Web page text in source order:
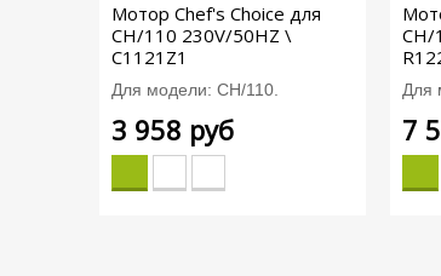
Мотор Chef's Choice для
CH/110 230V/50HZ \
C1121Z1
Для модели: CH/110.
3 958 руб
CH/
Для
7